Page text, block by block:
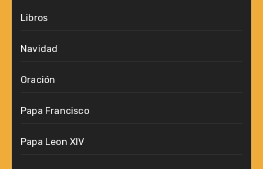
Libros
Navidad
Oración
Papa Francisco
Papa Leon XIV